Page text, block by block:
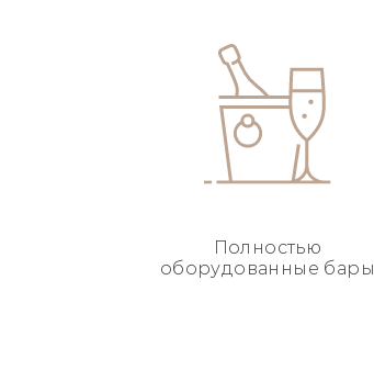
Полностью
оборудованные бары